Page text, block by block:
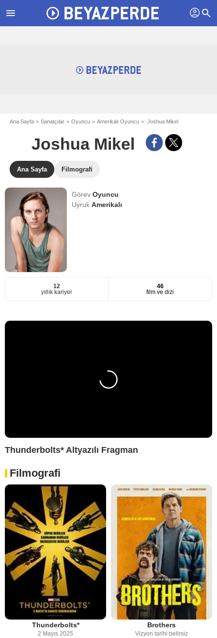
menu profil search
Ana Sayfa Sanatçılar Oyuncu Amerikalı Oyuncu Joshua Mikel
Joshua Mikel
Ana Sayfa Filmografi
GörevOyuncu
UyrukAmerikalı
12
yıllık kariyer
46
film ve dizi
Thunderbolts* Altyazılı Fragman
Filmografi
Thunderbolts*
2 Mayıs 2025
Brothers
Vizyon tarihi belirsiz